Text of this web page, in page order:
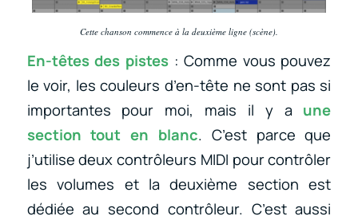
Cette chanson commence à la deuxième ligne (scène).
En-têtes des pistes : Comme vous pouvez
le voir, les couleurs d’en-tête ne sont pas si
importantes pour moi, mais il y a une
section tout en blanc. C’est parce que
j’utilise deux contrôleurs MIDI pour contrôler
les volumes et la deuxième section est
dédiée au second contrôleur. C’est aussi